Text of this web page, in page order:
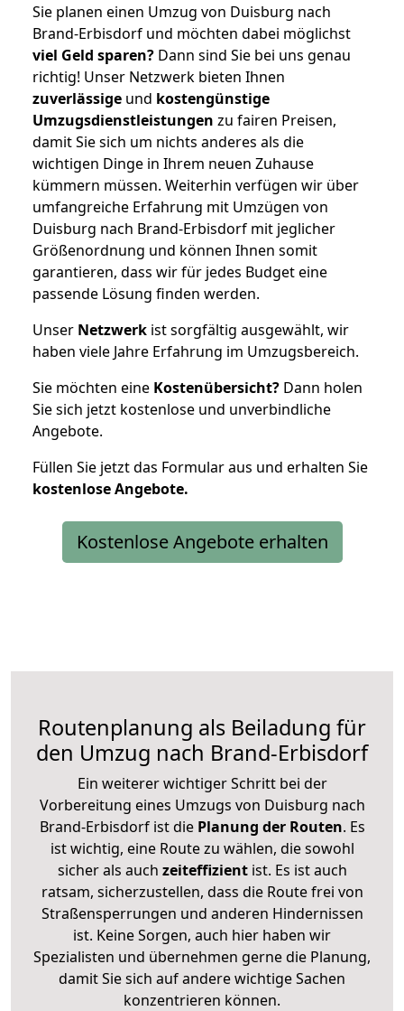
Sie planen einen Umzug von Duisburg nach
Brand-Erbisdorf und möchten dabei möglichst
viel Geld sparen? Dann sind Sie bei uns genau
richtig! Unser Netzwerk bieten Ihnen
zuverlässige und kostengünstige
Umzugsdienstleistungen zu fairen Preisen,
damit Sie sich um nichts anderes als die
wichtigen Dinge in Ihrem neuen Zuhause
kümmern müssen. Weiterhin verfügen wir über
umfangreiche Erfahrung mit Umzügen von
Duisburg nach Brand-Erbisdorf mit jeglicher
Größenordnung und können Ihnen somit
garantieren, dass wir für jedes Budget eine
passende Lösung finden werden.
Unser Netzwerk ist sorgfältig ausgewählt, wir
haben viele Jahre Erfahrung im Umzugsbereich.
Sie möchten eine Kostenübersicht? Dann holen
Sie sich jetzt kostenlose und unverbindliche
Angebote.
Füllen Sie jetzt das Formular aus und erhalten Sie
kostenloseAngebote.
Kostenlose Angebote erhalten
Routenplanung als Beiladung für
den Umzug nach Brand-Erbisdorf
Ein weiterer wichtiger Schritt bei der
Vorbereitung eines Umzugs von Duisburg nach
Brand-Erbisdorf ist diePlanung der Routen. Es
ist wichtig, eine Route zu wählen, die sowohl
sicher als auch zeiteffizientist. Es ist auch
ratsam, sicherzustellen, dass die Route frei von
Straßensperrungen und anderen Hindernissen
ist. Keine Sorgen, auch hier haben wir
Spezialisten und übernehmen gerne die Planung,
damit Sie sich auf andere wichtige Sachen
konzentrieren können.